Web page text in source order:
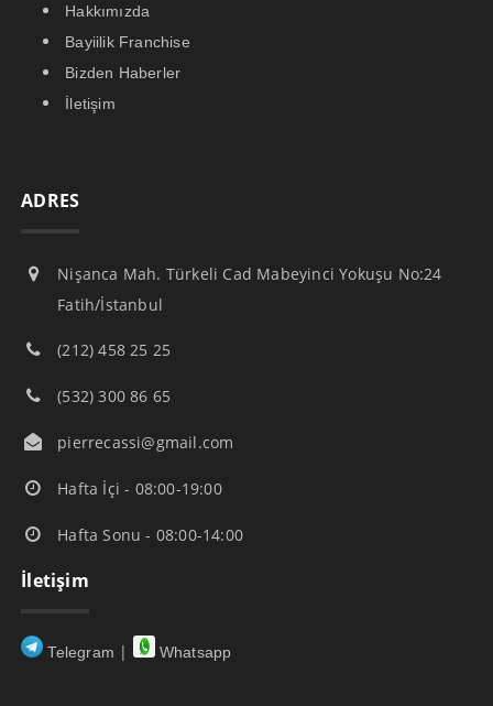
Hakkımızda
Bayiilik Franchise
Bizden Haberler
İletişim
ADRES
Nişanca Mah. Türkeli Cad Mabeyinci Yokuşu No:24
Fatih/İstanbul
(212) 458 25 25
(532) 300 86 65
pierrecassi@gmail.com
Hafta İçi - 08:00-19:00
Hafta Sonu - 08:00-14:00
İletişim
Telegram | Whatsapp